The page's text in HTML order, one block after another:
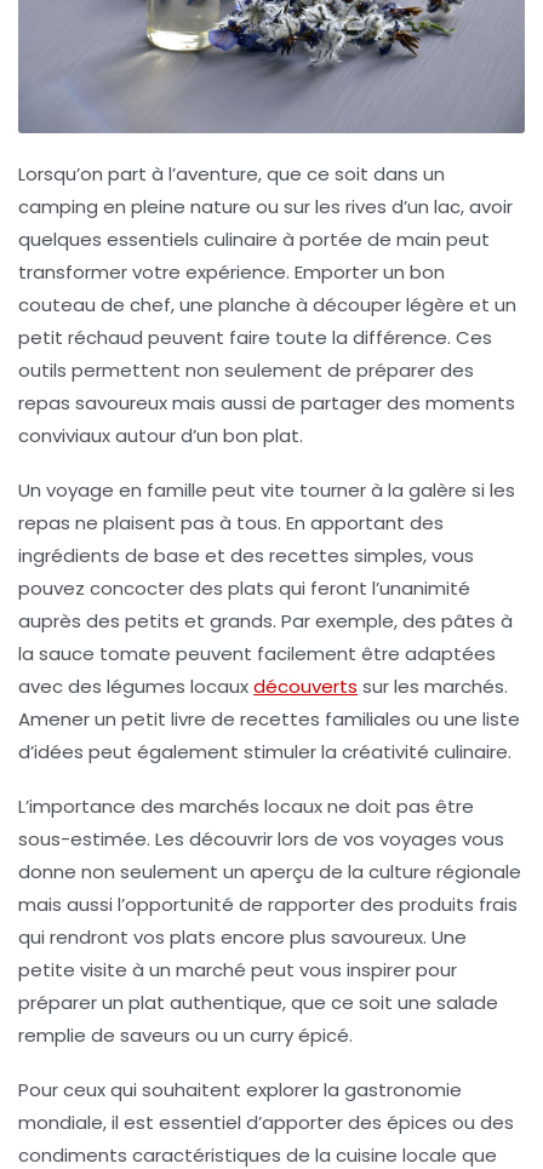
Lorsqu’on part à l’aventure, que ce soit dans un
camping en pleine nature ou sur les rives d’un lac, avoir
quelques essentiels culinaire à portée de main peut
transformer votre expérience. Emporter un bon
couteau de chef, une planche à découper légère et un
petit réchaud peuvent faire toute la différence. Ces
outils permettent non seulement de préparer des
repas savoureux mais aussi de partager des moments
conviviaux autour d’un bon plat.
Un voyage en famille peut vite tourner à la galère si les
repas ne plaisent pas à tous. En apportant des
ingrédients de base et des recettes simples, vous
pouvez concocter des plats qui feront l’unanimité
auprès des petits et grands. Par exemple, des pâtes à
la sauce tomate peuvent facilement être adaptées
avec des légumes locauxdécouverts sur les marchés.
Amener un petit livre de recettes familiales ou une liste
d’idées peut également stimuler la créativité culinaire.
L’importance des marchés locauxne doit pas être
sous-estimée. Les découvrir lors de vos voyages vous
donne non seulement un aperçu de la culture régionale
mais aussi l’opportunité de rapporter des produits frais
qui rendront vos plats encore plus savoureux. Une
petite visite à un marché peut vous inspirer pour
préparer un plat authentique, que ce soit une salade
remplie de saveurs ou un curry épicé.
Pour ceux qui souhaitent explorer la gastronomie
mondiale, il est essentiel d’apporter des épices ou des
condiments caractéristiques de la cuisine locale que